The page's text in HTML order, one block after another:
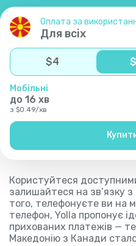
Оплата за
Для всіх
$4 $
Мобільні
до 16 хв
з $0.49/хв
Користуйтеся
залишайтеся на зв’язку
того, телефонуєте ви на
телефон, Yolla пропонує
прихованих платежів —
Македонію з Канади